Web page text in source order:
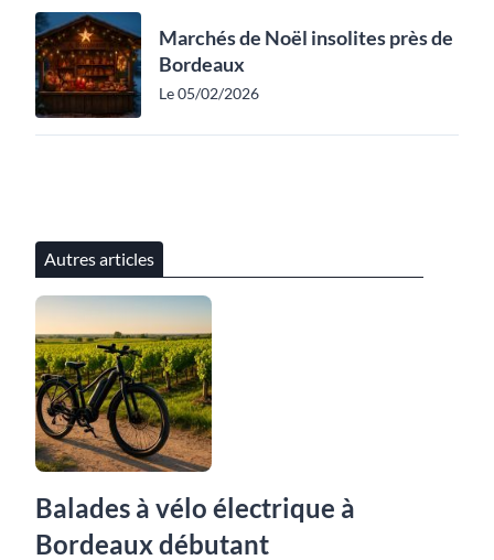
Marchés de Noël insolites près de
Bordeaux
Le 05/02/2026
Autres articles
Balades à vélo électrique à
Bordeaux débutant